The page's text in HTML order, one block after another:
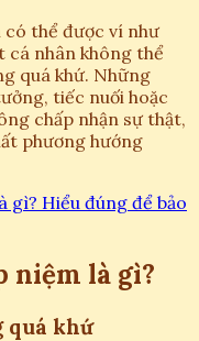
thể được ví như
cá nhân không thể
quá khứ. Những
tiếc nuối hoặc
chấp nhận sự thật,
phương hướng
gì? Hiểu đúng để bảo
niệm là gì?
quá khứ